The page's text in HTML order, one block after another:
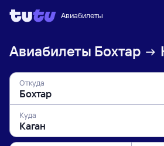
Авиабилеты
Авиабилеты Бохтар
Откуда
Куда